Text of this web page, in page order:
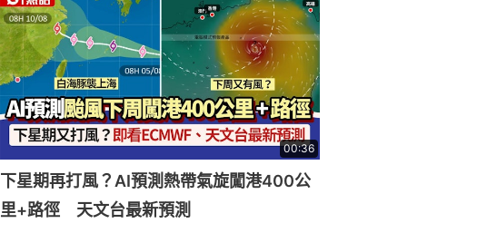
00:36
下星期再打風？AI預測熱帶氣旋闖港400公
里+路徑 天文台最新預測